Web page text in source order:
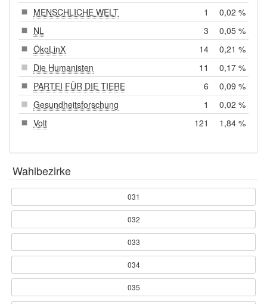
MENSCHLICHE WELT 1
0,02 %
NL
3
0,05 %
ÖkoLinX
14
0,21 %
Die Humanisten
11
0,17 %
PARTEI FÜR DIE TIERE
6
0,09 %
Gesundheitsforschung
1
0,02 %
Volt
121 1,84 %
Wahlbezirke
031
032
033
034
035